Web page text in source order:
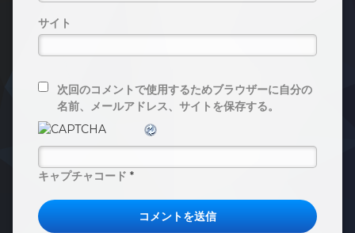
サイト
次回のコメントで使用するためブラウザーに自分の
名前、メールアドレス、サイトを保存する。
キャプチャコード *